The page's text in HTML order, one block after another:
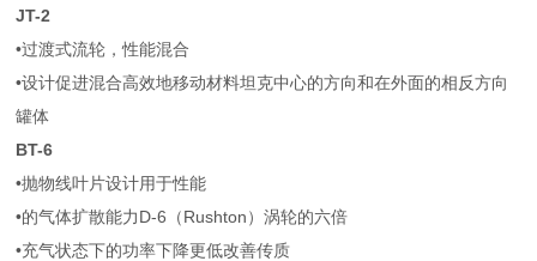
JT-2
•过渡式流轮，性能混合
•设计促进混合高效地移动材料坦克中心的方向和在外面的相反方向
罐体
BT-6
•抛物线叶片设计用于性能
•的气体扩散能力D-6（Rushton）涡轮的六倍
•充气状态下的功率下降更低改善传质